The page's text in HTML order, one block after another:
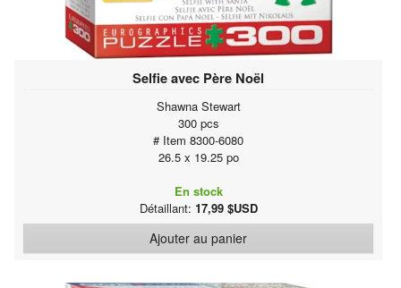
Selfie avec Père Noël
Shawna Stewart
300 pcs
# Item 8300-6080
26.5 x 19.25 po
En stock
Détaillant: 17,99 $USD
Ajouter au panier